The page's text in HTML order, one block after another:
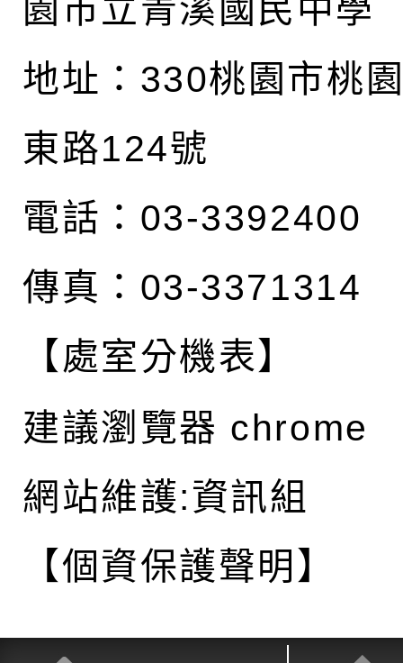
園市立青溪國民中學
地址： 330桃園市桃
東路124號
電話：03-3392400
傳真：03-3371314
【處室分機表】
建議瀏覽器 chrome
網站維護:資訊組
【個資保護聲明】